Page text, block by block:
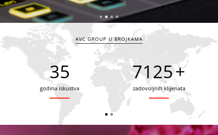
AVC GROUP U BROJKAMA
35
godina iskustva
7900+
zadovoljnih klijenata